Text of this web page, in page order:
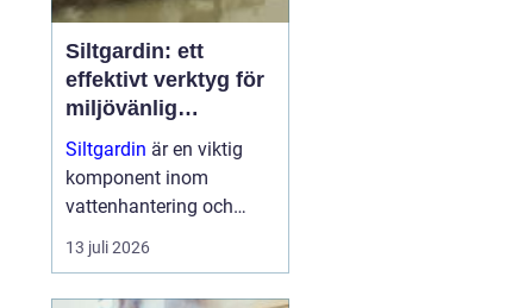
Siltgardin: ett
effektivt verktyg för
miljövänlig
vattenhantering
Siltgardin är en viktig
komponent inom
vattenhantering och
miljöskydd, särskilt i
verksamheter som
13 juli 2026